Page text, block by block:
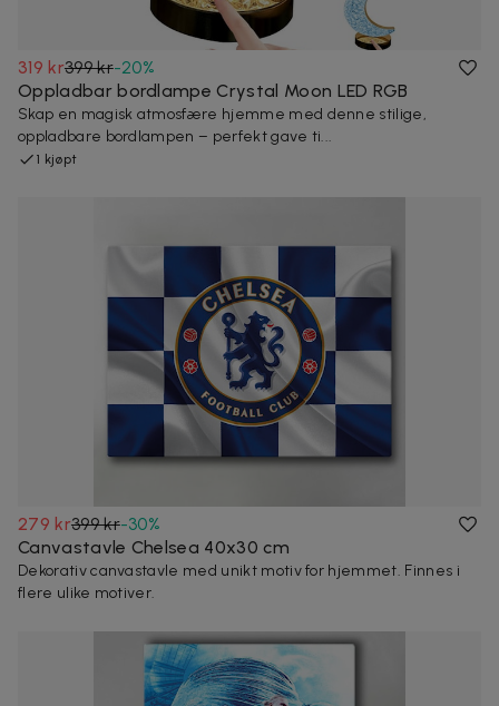
319 kr399 kr-20%
Oppladbar bordlampe Crystal Moon LED RGB
Skap en magisk atmosfære hjemme med denne stilige,
oppladbare bordlampen – perfekt gave ti...
1 kjøpt
279 kr399 kr-30%
Canvastavle Chelsea 40x30 cm
Dekorativ canvastavle med unikt motiv for hjemmet. Finnes i
flere ulike motiver.